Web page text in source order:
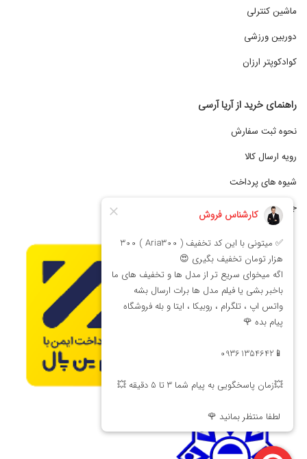
ماشین کنترلی
دوربین ورزشی
کوادکوپتر ارزان
راهنمای خرید از آریا آرسی
نحوه ثبت سفارش
رویه ارسال کالا
شیوه های پرداخت
جشنواره فروش اقساطی